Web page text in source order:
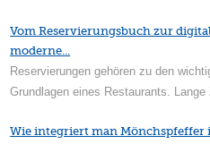
Vom Reservierungsbuch zur
moderne...
Reservierungen gehören zu den
Grundlagen eines Restaurants.
Wie integriert man Mönchspfeffer